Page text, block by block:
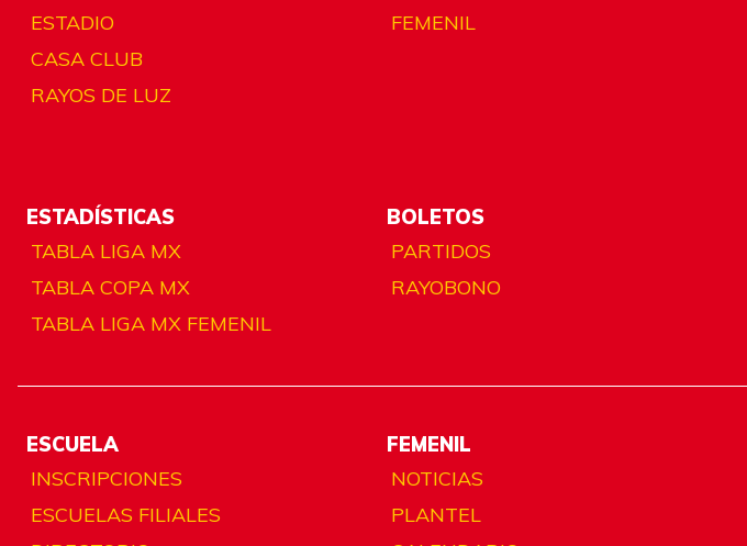
ESTADIO
CASA CLUB
RAYOS DE LUZ
FEMENIL
ESTADÍSTICAS
TABLA LIGA MX
TABLA COPA MX
TABLA LIGA MX FEMENIL
BOLETOS
PARTIDOS
RAYOBONO
ESCUELA
INSCRIPCIONES
ESCUELAS FILIALES
FEMENIL
NOTICIAS
PLANTEL